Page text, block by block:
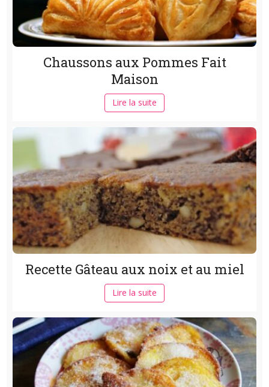
Chaussons aux Pommes Fait
Maison
Lire la suite
Recette Gâteau aux noix et au miel
Lire la suite